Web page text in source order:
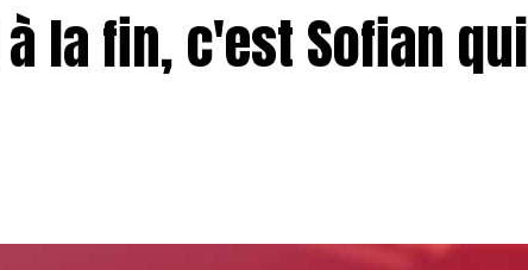
à la fin, c'est Sofian qui